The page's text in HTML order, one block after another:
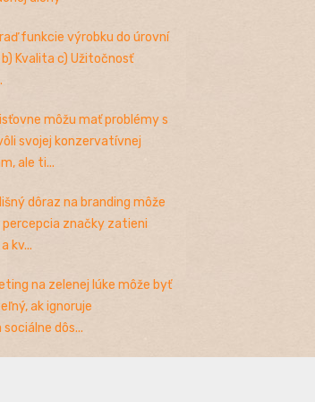
funkcie výrobku do úrovní
Kvalita c) Užitočnosť
môžu mať problémy s
svojej konzervatívnej
ale ti...
dôraz na branding môže
značky zatieni
kv...
na zelenej lúke môže byť
ak ignoruje
dôs...